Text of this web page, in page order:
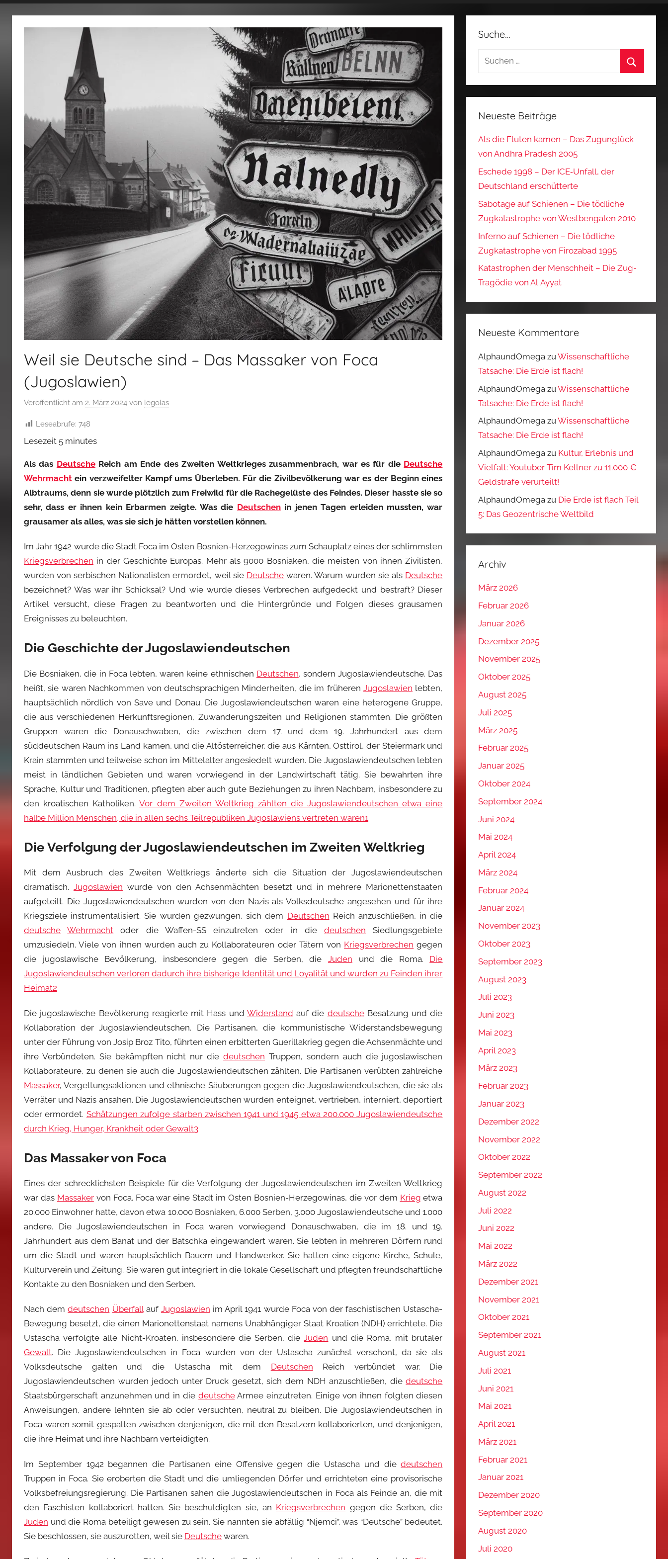
fertig…!
Weil sie Deutsche sind – Das Massaker von Foca
(Jugoslawien)
Veröffentlicht am 2. März 2024 von legolas
Leseabrufe: 748
Lesezeit 5 minutes
Als das DeutscheReich am Ende des Zweiten Weltkrieges zusammenbrach, war es für die Deutsche
Wehrmacht ein verzweifelter Kampf ums Überleben. Für die Zivilbevölkerung war es der Beginn eines
Albtraums, denn sie wurde plötzlich zum Freiwild für die Rachegelüste des Feindes. Dieser hasste sie so
sehr, dass er ihnen kein Erbarmen zeigte. Was die Deutschenin jenen Tagen erleiden mussten, war
grausamer als alles, was sie sich je hätten vorstellen können.
Im Jahr 1942 wurde die Stadt Foca im Osten Bosnien-Herzegowinas zum Schauplatz eines der schlimmsten
Kriegsverbrechen in der Geschichte Europas. Mehr als 9000 Bosniaken, die meisten von ihnen Zivilisten,
wurden von serbischen Nationalisten ermordet, weil sie Deutschewaren. Warum wurden sie als Deutsche
bezeichnet? Was war ihr Schicksal? Und wie wurde dieses Verbrechen aufgedeckt und bestraft? Dieser
Artikel versucht, diese Fragen zu beantworten und die Hintergründe und Folgen dieses grausamen
Ereignisses zu beleuchten.
Die Geschichte der Jugoslawiendeutschen
Die Bosniaken, die in Foca lebten, waren keine ethnischen Deutschen, sondern Jugoslawiendeutsche. Das
heißt, sie waren Nachkommen von deutschsprachigen Minderheiten, die im früheren Jugoslawien lebten,
hauptsächlich nördlich von Save und Donau. Die Jugoslawiendeutschen waren eine heterogene Gruppe,
die aus verschiedenen Herkunftsregionen, Zuwanderungszeiten und Religionen stammten. Die größten
Gruppen waren die Donauschwaben, die zwischen dem 17. und dem 19. Jahrhundert aus dem
süddeutschen Raum ins Land kamen, und die Altösterreicher, die aus Kärnten, Osttirol, der Steiermark und
Krain stammten und teilweise schon im Mittelalter angesiedelt wurden. Die Jugoslawiendeutschen lebten
meist in ländlichen Gebieten und waren vorwiegend in der Landwirtschaft tätig. Sie bewahrten ihre
Sprache, Kultur und Traditionen, pflegten aber auch gute Beziehungen zu ihren Nachbarn, insbesondere zu
den kroatischen Katholiken.Vor dem Zweiten Weltkrieg zählten die Jugoslawiendeutschen etwa eine
halbe Million Menschen, die in allen sechs Teilrepubliken Jugoslawiens vertreten waren1
Die Verfolgung der Jugoslawiendeutschen im Zweiten Weltkrieg
Mit dem Ausbruch des Zweiten Weltkriegs änderte sich die Situation der Jugoslawiendeutschen
dramatisch. Jugoslawien wurde von den Achsenmächten besetzt und in mehrere Marionettenstaaten
aufgeteilt. Die Jugoslawiendeutschen wurden von den Nazis als Volksdeutsche angesehen und für ihre
Kriegsziele instrumentalisiert. Sie wurden gezwungen, sich dem Deutschen Reich anzuschließen, in die
deutsche
Wehrmacht oder die Waffen-SS einzutreten oder in diedeutschen Siedlungsgebiete
umzusiedeln. Viele von ihnen wurden auch zu Kollaborateuren oder Tätern von Kriegsverbrechen gegen
die jugoslawische Bevölkerung, insbesondere gegen die Serben, die Juden und die Roma. Die
Jugoslawiendeutschen verloren dadurch ihre bisherige Identität und Loyalität und wurden zu Feinden ihrer
Heimat2
Die jugoslawische Bevölkerung reagierte mit Hass und Widerstand auf die deutscheBesatzung und die
Kollaboration der Jugoslawiendeutschen. Die Partisanen, die kommunistische Widerstandsbewegung
unter der Führung von Josip Broz Tito, führten einen erbitterten Guerillakrieg gegen die Achsenmächte und
ihre Verbündeten. Sie bekämpften nicht nur diedeutschen Truppen, sondern auch die jugoslawischen
Kollaborateure, zu denen sie auch die Jugoslawiendeutschen zählten. Die Partisanen verübten zahlreiche
Massaker, Vergeltungsaktionen und ethnische Säuberungen gegen die Jugoslawiendeutschen, die sie als
Verräter und Nazis ansahen. Die Jugoslawiendeutschen wurden enteignet, vertrieben, interniert, deportiert
oder ermordet. Schätzungen zufolge starben zwischen 1941 und 1945 etwa 200.000 Jugoslawiendeutsche
durch Krieg, Hunger, Krankheit oder Gewalt3
Das Massaker von Foca
Eines der schrecklichsten Beispiele für die Verfolgung der Jugoslawiendeutschen im Zweiten Weltkrieg
war das Massakervon Foca. Foca war eine Stadt im Osten Bosnien-Herzegowinas, die vor dem Krieg etwa
20.000 Einwohner hatte, davon etwa 10.000 Bosniaken, 6.000 Serben, 3.000 Jugoslawiendeutsche und 1.000
andere. Die Jugoslawiendeutschen in Foca waren vorwiegend Donauschwaben, die im 18. und 19.
Jahrhundert aus dem Banat und der Batschka eingewandert waren. Sie lebten in mehreren Dörfern rund
um die Stadt und waren hauptsächlich Bauern und Handwerker. Sie hatten eine eigene Kirche, Schule,
Kulturverein und Zeitung. Sie waren gut integriert in die lokale Gesellschaft und pflegten freundschaftliche
Kontakte zu den Bosniaken und den Serben.
Nach demdeutschen Überfallauf Jugoslawien im April 1941 wurde Foca von der faschistischen Ustascha-
Bewegung besetzt, die einen Marionettenstaat namens Unabhängiger Staat Kroatien (NDH) errichtete. Die
Ustascha verfolgte alle Nicht-Kroaten, insbesondere die Serben, dieJuden und die Roma, mit brutaler
Gewalt. Die Jugoslawiendeutschen in Foca wurden von der Ustascha zunächst verschont, da sie als
Volksdeutsche galten und die Ustascha mit dem Deutschen Reich verbündet war. Die
Jugoslawiendeutschen wurden jedoch unter Druck gesetzt, sich dem NDH anzuschließen, diedeutsche
Staatsbürgerschaft anzunehmen und in die deutscheArmee einzutreten. Einige von ihnen folgten diesen
Anweisungen, andere lehnten sie ab oder versuchten, neutral zu bleiben. Die Jugoslawiendeutschen in
Foca waren somit gespalten zwischen denjenigen, die mit den Besatzern kollaborierten, und denjenigen,
die ihre Heimat und ihre Nachbarn verteidigten.
Im September 1942 begannen die Partisanen eine Offensive gegen die Ustascha und diedeutschen
Truppen in Foca. Sie eroberten die Stadt und die umliegenden Dörfer und errichteten eine provisorische
Volksbefreiungsregierung. Die Partisanen sahen die Jugoslawiendeutschen in Foca als Feinde an, die mit
den Faschisten kollaboriert hatten. Sie beschuldigten sie, an Kriegsverbrechen gegen die Serben, die
Juden und die Roma beteiligt gewesen zu sein. Sie nannten sie abfällig “Njemci”, was “Deutsche” bedeutet.
Sie beschlossen, sie auszurotten, weil sie Deutsche waren.
Suche…
Suchen
Neueste Beiträge
Als die Fluten kamen – Das Zugunglück
von Andhra Pradesh 2005
Eschede 1998 – Der ICE‑Unfall, der
Deutschland erschütterte
Sabotage auf Schienen – Die tödliche
Zugkatastrophe von Westbengalen 2010
Inferno auf Schienen – Die tödliche
Zugkatastrophe von Firozabad 1995
Katastrophen der Menschheit – Die Zug-
Tragödie von Al Ayyat
Neueste Kommentare
AlphaundOmega zuWissenschaftliche
Tatsache: Die Erde ist flach!
AlphaundOmega zuWissenschaftliche
Tatsache: Die Erde ist flach!
AlphaundOmega zuWissenschaftliche
Tatsache: Die Erde ist flach!
AlphaundOmega zu Kultur, Erlebnis und
Vielfalt: Youtuber Tim Kellner zu 11.000 €
Geldstrafe verurteilt!
AlphaundOmega zu Die Erde ist flach Teil
5: Das Geozentrische Weltbild
Archiv
März 2026
Februar 2026
Januar 2026
Dezember 2025
November 2025
Oktober 2025
August 2025
Juli 2025
März 2025
Februar 2025
Januar 2025
Oktober 2024
September 2024
Juni 2024
Mai 2024
April 2024
März 2024
Februar 2024
Januar 2024
November 2023
Oktober 2023
September 2023
August 2023
Juli 2023
Juni 2023
Mai 2023
April 2023
März 2023
Februar 2023
Januar 2023
Dezember 2022
November 2022
Oktober 2022
September 2022
August 2022
Juli 2022
Juni 2022
Mai 2022
März 2022
Dezember 2021
November 2021
Oktober 2021
September 2021
August 2021
Juli 2021
Juni 2021
Mai 2021
April 2021
März 2021
Februar 2021
Januar 2021
Dezember 2020
September 2020
August 2020
Juli 2020